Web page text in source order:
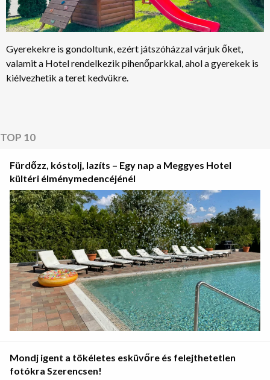
Gyerekekre is gondoltunk, ezért játszóházzal várjuk őket,
valamit a Hotel rendelkezik pihenőparkkal, ahol a gyerekek is
kiélvezhetik a teret kedvükre.
TOP 10
Fürdőzz, kóstolj, lazíts – Egy nap a Meggyes Hotel
kültéri élménymedencéjénél
Mondj igent a tökéletes esküvőre és felejthetetlen
fotókra Szerencsen!